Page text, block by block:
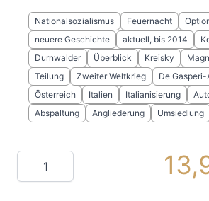
Nationalsozialismus Feuernacht
neuere Geschichte
aktuell, bis 2014
Durnwalder
Überblick Kreisky
Teilung
Zweiter Weltkrieg
De
Österreich
Italien Italianisierung
Abspaltung
Angliederung Umsiedlung
Menge